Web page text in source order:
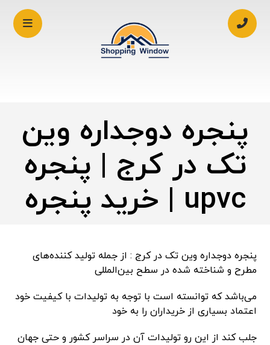
پنجره دوجداره وین
تک در کرج | پنجره
upvc | خرید پنجره
پنجره دوجداره وین تک در کرج : از جمله تولید کننده‌های
مطرح و شناخته شده در سطح بین‌المللی
می‌باشد که توانسته است با توجه به تولیدات با کیفیت خود
اعتماد بسیاری از خریداران را به خود
جلب کند از این رو تولیدات آن در سراسر کشور و حتی جهان